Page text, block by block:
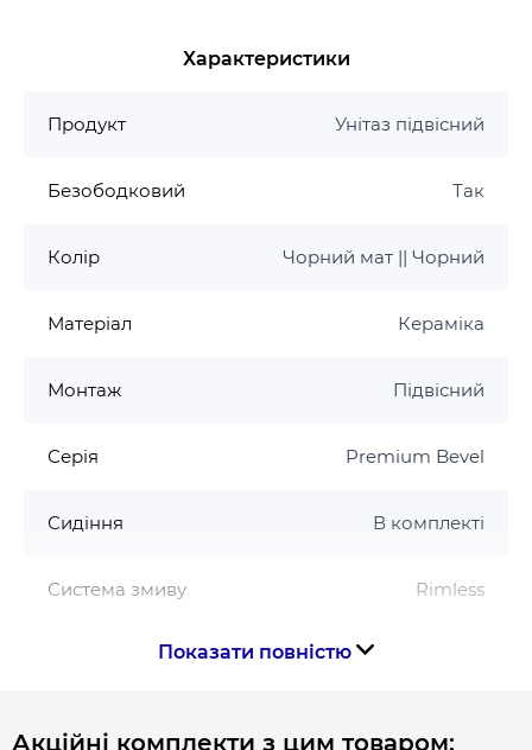
гігієнічний змив при використанні меншої
Гарантія на кераміку 10 років
Характеристики
Продукт Унітаз підвісний
Безободковий Так
Колір Чорний мат || Чорний
Матеріал Кераміка
Монтаж Підвісний
Серія Premium Bevel
Сидіння В комплекті
Система змиву Rimless
Тип керамікиПоказати повністю
Акційні комплекти з цим товаром: